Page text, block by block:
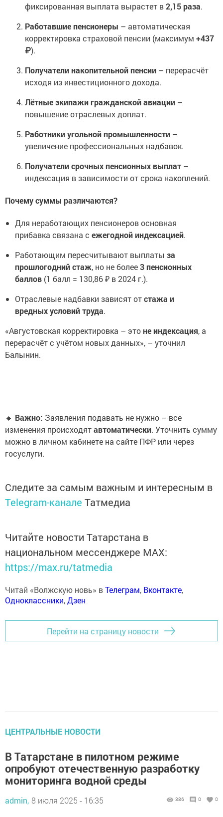
фиксированная выплата вырастет в2,15 раза.
Работавшие пенсионеры – автоматическая
корректировка страховой пенсии (максимум +437
₽).
Получатели накопительной пенсии – перерасчёт
исходя из инвестиционного дохода.
Лётные экипажи гражданской авиации –
повышение отраслевых доплат.
Работники угольной промышленности –
увеличение профессиональных надбавок.
Получатели срочных пенсионных выплат –
индексация в зависимости от срока накоплений.
Почему суммы различаются?
Для неработающих пенсионеров основная
прибавка связана с ежегодной индексацией.
Работающим пересчитывают выплаты за
прошлогодний стаж, но не более3 пенсионных
баллов (1 балл = 130,86 ₽ в 2024 г.).
Отраслевые надбавки зависят отстажа и
вредных условий труда.
«Августовская корректировка – этоне индексация, а
перерасчёт с учётом новых данных», – уточнил
Балынин.
🔹 Важно: Заявления подавать не нужно – все
изменения происходятавтоматически. Уточнить сумму
можно в личном кабинете на сайте ПФР или через
госуслуги.
Следите за самым важным и интересным в
Telegram-канале Татмедиа
Читайте новости Татарстана в
национальном мессенджере MАХ:
https://max.ru/tatmedia
Читай «Волжскую новь» вТелеграм, Вконтакте,
Одноклассники,Дзен
Перейти на страницу новости
ЦЕНТРАЛЬНЫЕ НОВОСТИ
В Татарстане в пилотном режиме
опробуют отечественную разработку
мониторинга водной среды
admin, 8 июля 2025 - 16:35 386 0 0